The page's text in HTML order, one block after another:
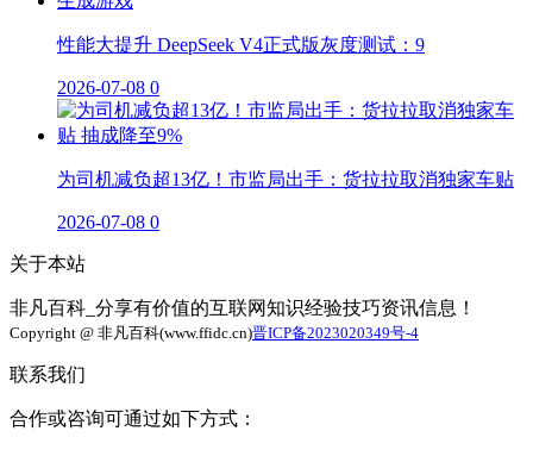
性能大提升 DeepSeek V4正式版灰度测试：9
2026-07-08 0
为司机减负超13亿！市监局出手：货拉拉取消独家车贴
2026-07-08 0
关于本站
非凡百科_分享有价值的互联网知识经验技巧资讯信息！
Copyright @ 非凡百科(www.ffidc.cn)晋ICP备2023020349号-4
联系我们
合作或咨询可通过如下方式：